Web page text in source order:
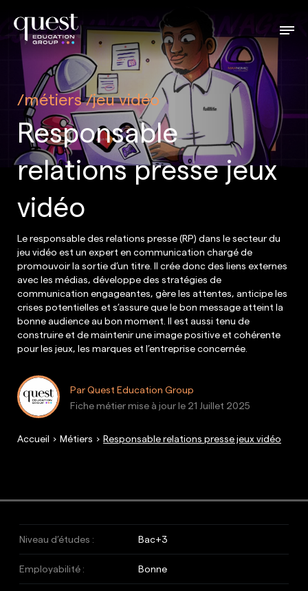
métiers jeu vidéo
Responsable
relations presse jeux
vidéo
Le responsable des relations presse (RP) dans le secteur du
jeu vidéo est un expert en communication chargé de
promouvoir la sortie d’un titre. Il crée donc des liens externes
avec les médias, développe des stratégies de
communication engageantes, gère les attentes, anticipe les
crises potentielles et s’assure que le bon message atteint la
bonne audience au bon moment. Il est aussi tenu de
construire et de maintenir une image positive et cohérente
pour les jeux, les marques et l’entreprise concernée.
Par Quest Education Group
Fiche métier mise à jour le 21 Juillet 2025
Accueil Métiers Responsable relations presse jeux vidéo
Niveau d’études : Bac+3
Employabilité : Bonne